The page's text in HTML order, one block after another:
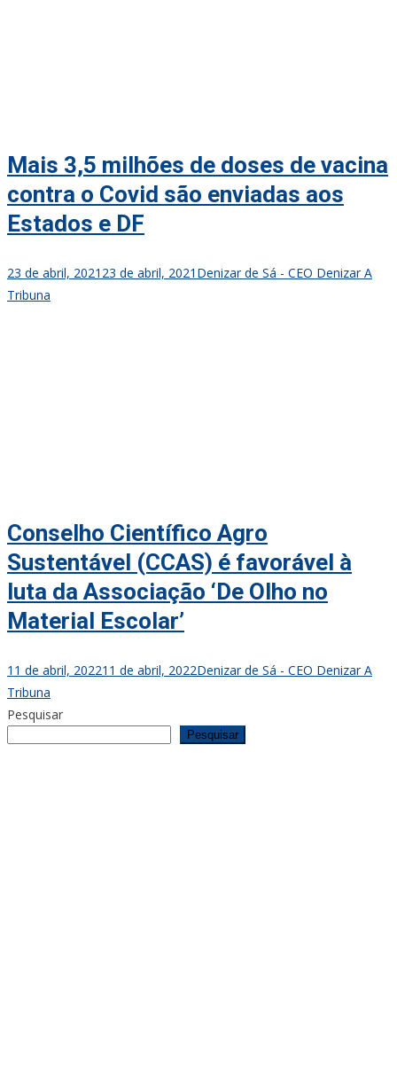
Mais 3,5 milhões de doses de vacina
contra o Covid são enviadas aos
Estados e DF
23 de abril, 2021 23 de abril, 2021 Denizar de Sá - CEO Denizar A
Tribuna
Conselho Científico Agro
Sustentável (CCAS) é favorável à
luta da Associação ‘De Olho no
Material Escolar’
11 de abril, 202211 de abril, 2022Denizar de Sá - CEO Denizar A
Tribuna
Pesquisar
Pesquisar